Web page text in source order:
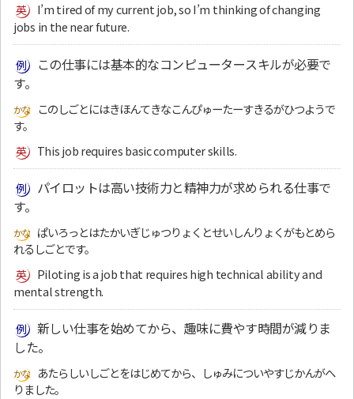
I’m tired of my current job, so I’m thinking of changing
jobs in the near future.
この仕事には基本的なコンピュータースキルが必要で
す。
このしごとにはきほんてきなこんぴゅーたーすきるがひつようで
す。
This job requires basic computer skills.
パイロットは高い技術力と精神力が求められる仕事で
す。
ぱいろっとはたかいぎじゅつりょくとせいしんりょくがもとめら
れるしごとです。
Piloting is a job that requires high technical ability and
mental strength.
新しい仕事を始めてから、趣味に費やす時間が減りま
した。
あたらしいしごとをはじめてから、しゅみについやすじかんがへ
りました。